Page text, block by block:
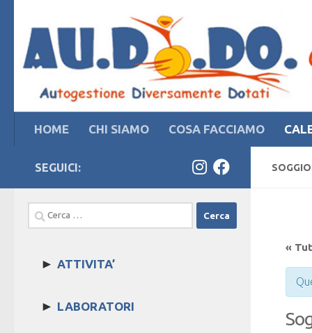
HOME CHI SIAMO COSA FACCIAMO
«
SEGUICI:
Ricerca
per:
► ATTIVITA’
► LABORATORI